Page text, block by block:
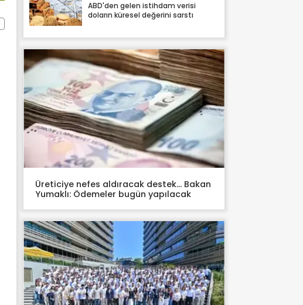
ABD'den gelen istihdam verisi
doların küresel değerini sarstı
Üreticiye nefes aldıracak destek... Bakan
Yumaklı: Ödemeler bugün yapılacak